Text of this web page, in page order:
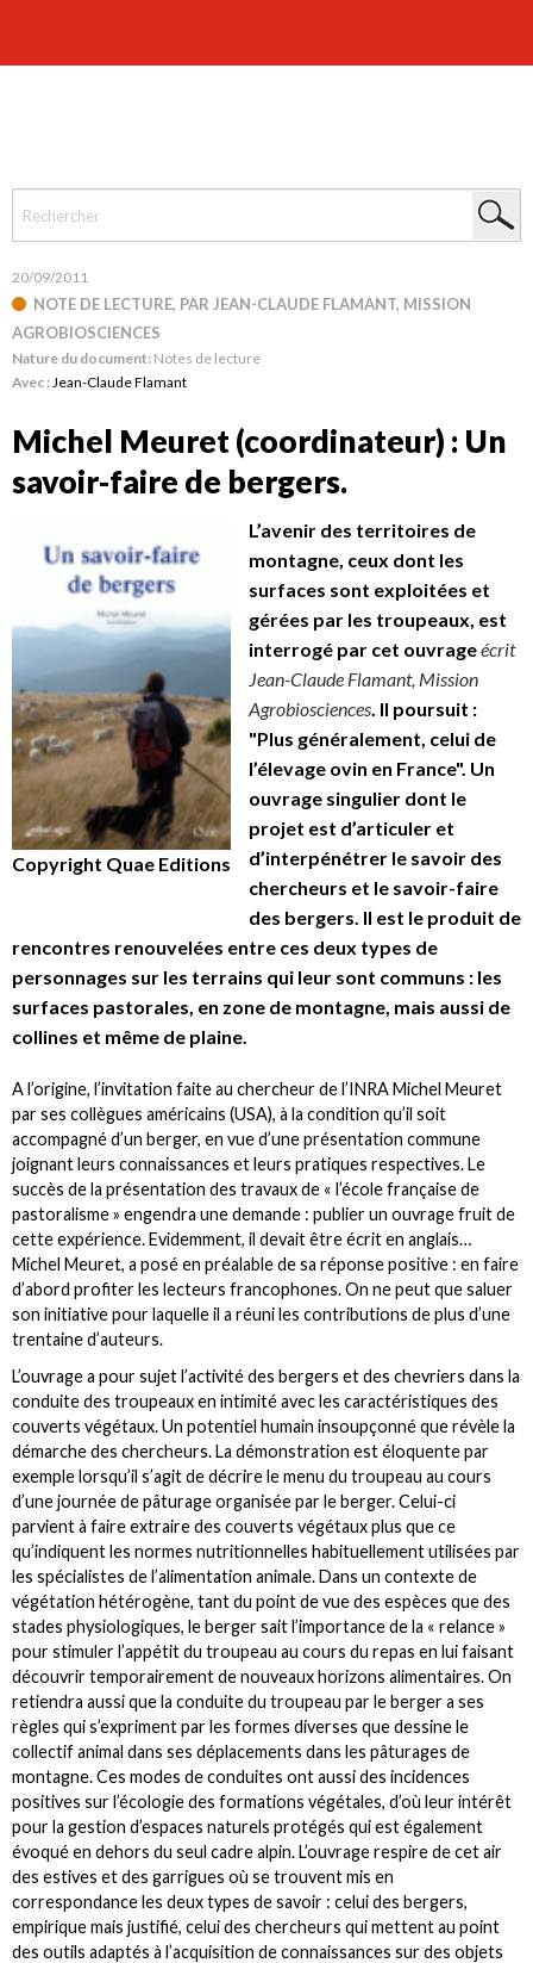
20/09/2011
NOTE DE LECTURE, PAR JEAN-CLAUDE FLAMANT, MISSION
AGROBIOSCIENCES
Nature du document: Notes de lecture
Avec :Jean-Claude Flamant
Michel Meuret (coordinateur) : Un
savoir-faire de bergers.
Copyright Quae Editions
L’avenir des territoires de
montagne, ceux dont les
surfaces sont exploitées et
gérées par les troupeaux, est
interrogé par cet ouvrageécrit
Jean-Claude Flamant, Mission
Agrobiosciences. Il poursuit :
"Plus généralement, celui de
l’élevage ovin en France". Un
ouvrage singulier dont le
projet est d’articuler et
d’interpénétrer le savoir des
chercheurs et le savoir-faire
des bergers. Il est le produit de
rencontres renouvelées entre ces deux types de
personnages sur les terrains qui leur sont communs : les
surfaces pastorales, en zone de montagne, mais aussi de
collines et même de plaine.
A l’origine, l’invitation faite au chercheur de l’INRA Michel Meuret
par ses collègues américains (USA), à la condition qu’il soit
accompagné d’un berger, en vue d’une présentation commune
joignant leurs connaissances et leurs pratiques respectives. Le
succès de la présentation des travaux de « l’école française de
pastoralisme » engendra une demande : publier un ouvrage fruit de
cette expérience. Evidemment, il devait être écrit en anglais…
Michel Meuret, a posé en préalable de sa réponse positive : en faire
d’abord profiter les lecteurs francophones. On ne peut que saluer
son initiative pour laquelle il a réuni les contributions de plus d’une
trentaine d’auteurs.
L’ouvrage a pour sujet l’activité des bergers et des chevriers dans la
conduite des troupeaux en intimité avec les caractéristiques des
couverts végétaux. Un potentiel humain insoupçonné que révèle la
démarche des chercheurs. La démonstration est éloquente par
exemple lorsqu’il s’agit de décrire le menu du troupeau au cours
d’une journée de pâturage organisée par le berger. Celui-ci
parvient à faire extraire des couverts végétaux plus que ce
qu’indiquent les normes nutritionnelles habituellement utilisées par
les spécialistes de l’alimentation animale. Dans un contexte de
végétation hétérogène, tant du point de vue des espèces que des
stades physiologiques, le berger sait l’importance de la « relance »
pour stimuler l’appétit du troupeau au cours du repas en lui faisant
découvrir temporairement de nouveaux horizons alimentaires. On
retiendra aussi que la conduite du troupeau par le berger a ses
règles qui s’expriment par les formes diverses que dessine le
collectif animal dans ses déplacements dans les pâturages de
montagne. Ces modes de conduites ont aussi des incidences
positives sur l’écologie des formations végétales, d’où leur intérêt
pour la gestion d’espaces naturels protégés qui est également
évoqué en dehors du seul cadre alpin. L’ouvrage respire de cet air
des estives et des garrigues où se trouvent mis en
correspondance les deux types de savoir : celui des bergers,
empirique mais justifié, celui des chercheurs qui mettent au point
des outils adaptés à l’acquisition de connaissances sur des objets